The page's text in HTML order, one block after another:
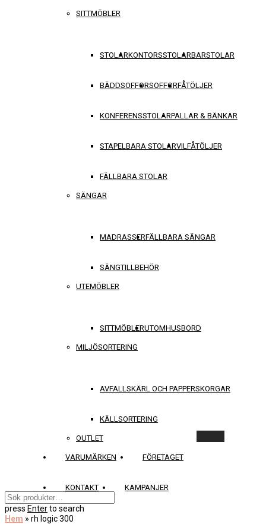
SITTMÖBLER
STOLARKONTORSSTOLARBARSTOLAR
BÄDDSOFFORSOFFORFÅTÖLJER
KONFERENSSTOLARPALLAR & BÄNKAR
STAPELBARA STOLARVILFÅTÖLJER
FÄLLBARA STOLAR
SÄNGAR
MADRASSERFÄLLBARA SÄNGAR
SÄNGTILLBEHÖR
UTEMÖBLER
SITTMÖBLERUTOMHUSBORD
MILJÖSORTERING
AVFALLSKÄRL OCH PAPPERSKORGAR
KÄLLSORTERING
OUTLET
VARUMÄRKEN FÖRETAGET
KONTAKT KAMPANJER
press Enterto search
Hem » rh logic 300